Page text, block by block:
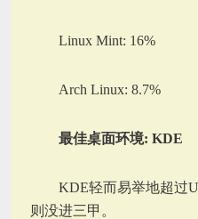
Linux Mint: 16%
Arch Linux: 8.7%
最佳桌面环境: KDE
KDE轻而易举地超过
则没进三甲。